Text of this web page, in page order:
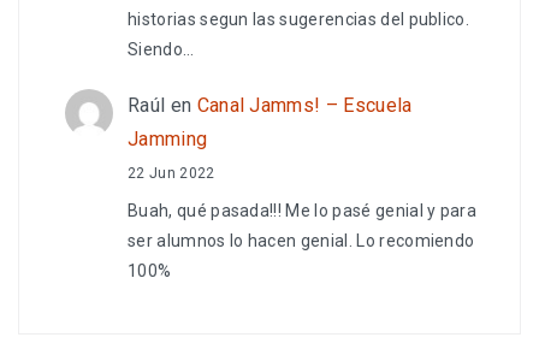
historias segun las sugerencias del publico.
Siendo…
Raúl en Canal Jamms! – Escuela
Jamming
22 Jun 2022
Buah, qué pasada!!! Me lo pasé genial y para
ser alumnos lo hacen genial. Lo recomiendo
100%